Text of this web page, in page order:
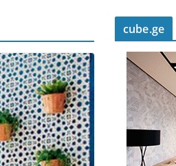
cube.ge